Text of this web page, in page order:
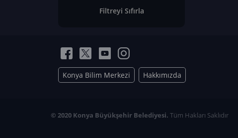
Can TORUN
Elif Sara
Ayşe Edanur Başer
Gözde Düriye Alkan
Ceren Eda Erol
Filtreyi Sıfırla
Konya Bilim Merkezi Hakkımızda
© 2020 Konya Büyükşehir Belediyesi. Tüm Hakları Saklıdır